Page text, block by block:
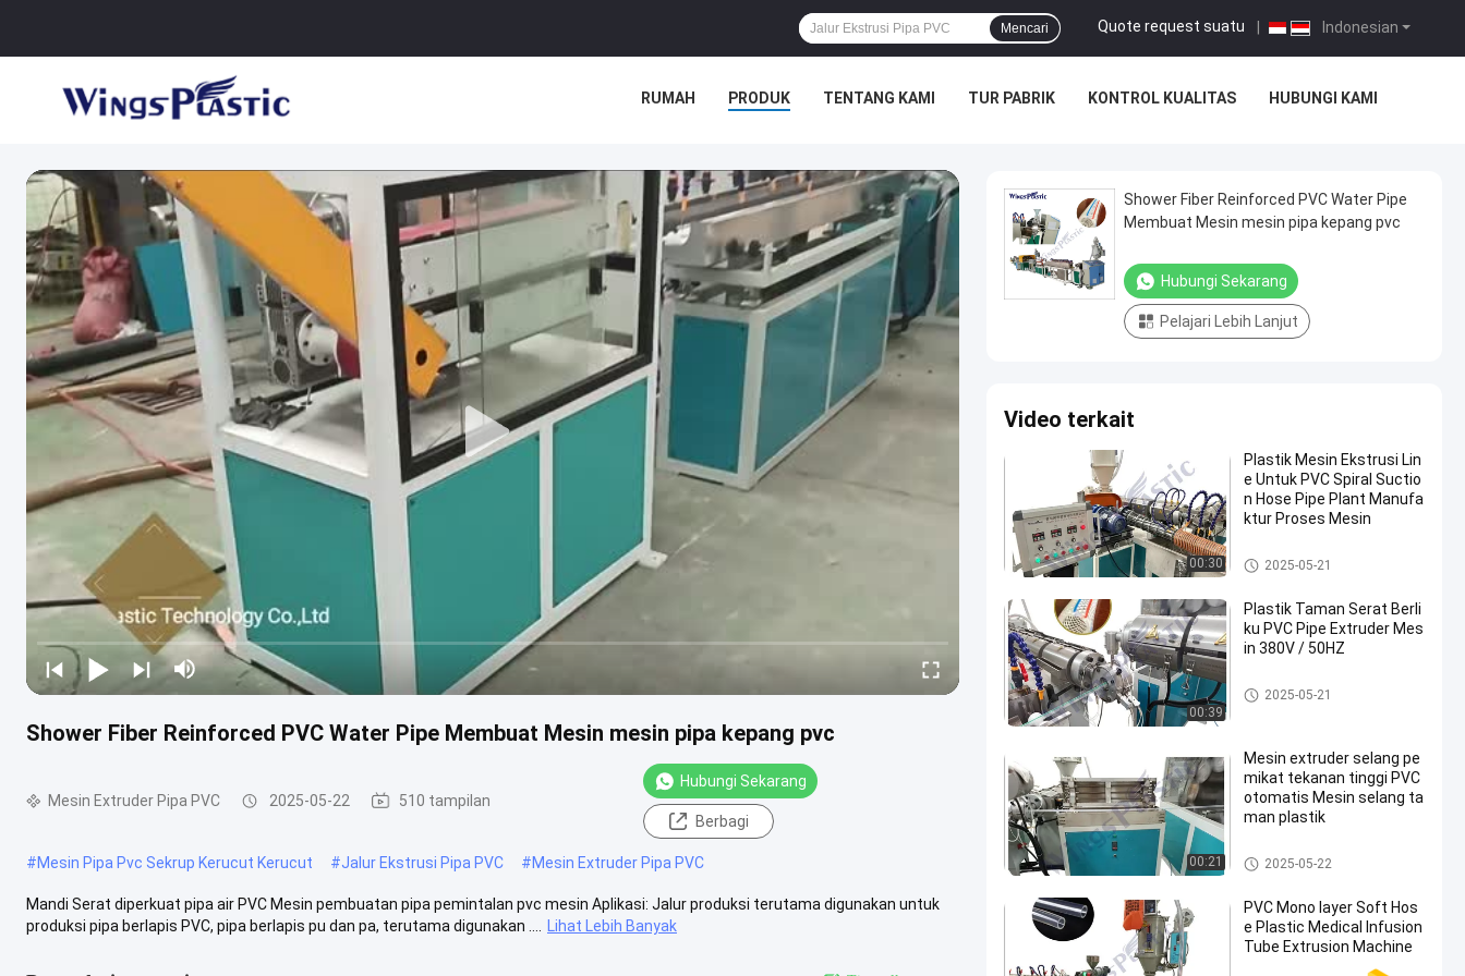
Indonesian
Quote request suatu
Mencari
RUMAH PRODUK TENTANG KAMI TUR PABRIK KONTROL KUALITAS HUBUNGI KAMI
Shower Fiber Reinforced PVC Water Pipe Membuat Mesin mesin pipa kepang pvc
Mesin Extruder Pipa PVC 2025-05-22 510 tampilan
Hubungi Sekarang
Berbagi
#Mesin Pipa Pvc Sekrup Kerucut Kerucut #Jalur Ekstrusi Pipa PVC #Mesin Extruder Pipa PVC
Mandi Serat diperkuat pipa air PVC Mesin pembuatan pipa pemintalan pvc mesin Aplikasi: Jalur produksi terutama digunakan untuk
produksi pipa berlapis PVC, pipa berlapis pu dan pa, terutama digunakan ....
Lihat Lebih Banyak
Shower Fiber Reinforced PVC Water Pipe
Membuat Mesin mesin pipa kepang pvc
Hubungi Sekarang
Pelajari Lebih Lanjut
Video terkait
00:30
Plastik Mesin Ekstrusi Lin
e Untuk PVC Spiral Suctio
n Hose Pipe Plant Manufa
ktur Proses Mesin
Mesin Extruder Pipa PVC
2025-05-21
00:39
Plastik Taman Serat Berli
ku PVC Pipe Extruder Mes
in 380V / 50HZ
Mesin Extruder Pipa PVC
2025-05-21
00:21
Mesin extruder selang pe
mikat tekanan tinggi PVC
otomatis Mesin selang ta
man plastik
Mesin Extruder Pipa PVC
2025-05-22
PVC Mono layer Soft Hos
e Plastic Medical Infusion
Tube Extrusion Machine